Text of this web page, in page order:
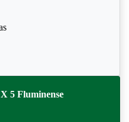
5 Fluminense